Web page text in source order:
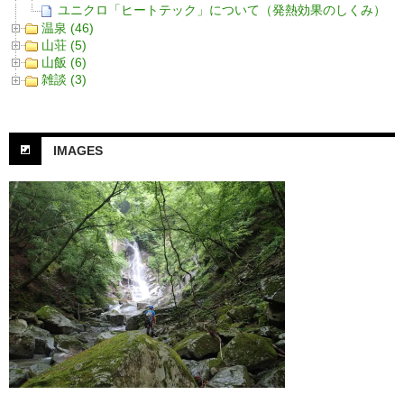
ユニクロ「ヒートテック」について（発熱効果のしくみ）
温泉 (46)
山荘 (5)
山飯 (6)
雑談 (3)
IMAGES